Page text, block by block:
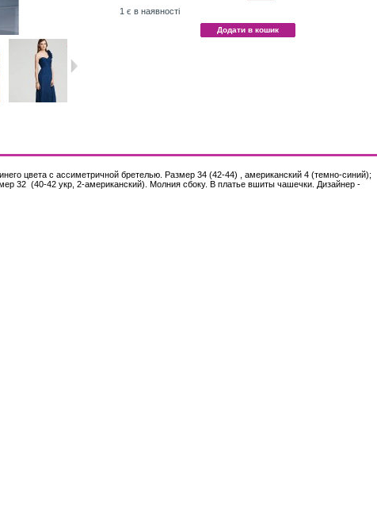
1 є в наявності
цвета с ассиметричной бретелью. Размер 34 (42-44) , американский 4 (темно-синий);
32 (40-42 укр, 2-американский). Молния сбоку. В платье вшиты чашечки. Дизайнер -